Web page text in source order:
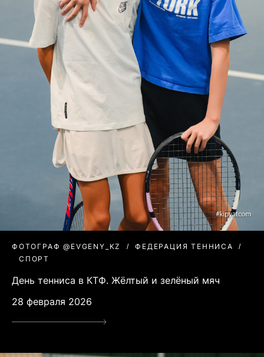
ФОТОГРАФ @EVGENY_KZ
ФЕДЕРАЦИЯ ТЕННИСА
СПОРТ
День тенниса в КТФ. Жёлтый и зелёный мяч
28 февраля 2026